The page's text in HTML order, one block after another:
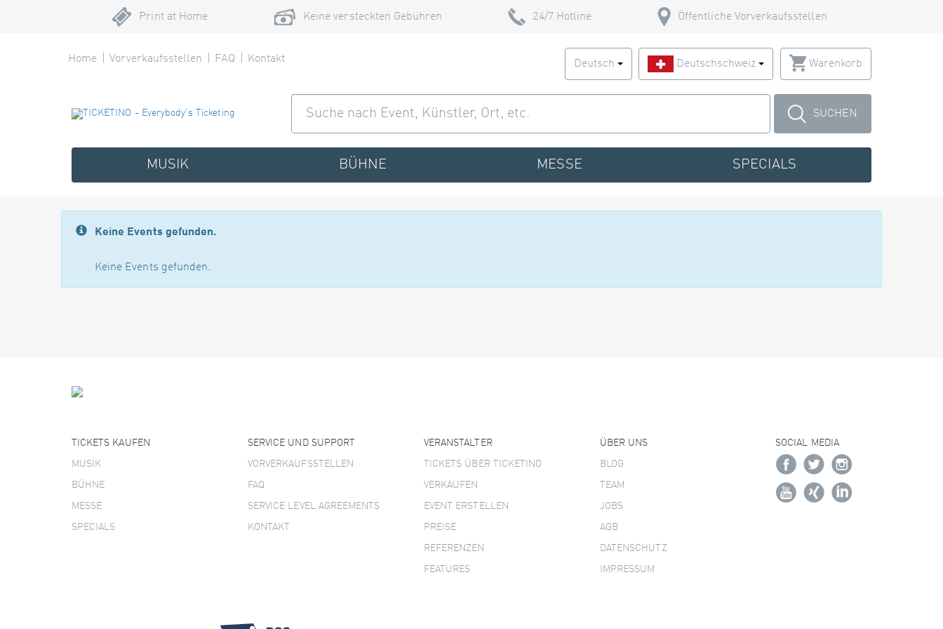
Print at Home Keine versteckten Gebühren 24/7 Hotline Öffentliche Vorverkaufsstellen
Home Vorverkaufsstellen FAQ Kontakt Deutsch Deutschschweiz Warenkorb
SUCHEN
MUSIK BÜHNE MESSE SPECIALS
Keine Events gefunden.
Keine Events gefunden.
TICKETS KAUFEN
MUSIK
BÜHNE
MESSE
SPECIALS
SERVICE UND SUPPORT
VORVERKAUFSSTELLEN
FAQ
SERVICE LEVEL AGREEMENTS
KONTAKT
VERANSTALTER
TICKETS ÜBER TICKETINO
VERKAUFEN
EVENT ERSTELLEN
PREISE
REFERENZEN
FEATURES
ÜBER UNS
BLOG
TEAM
JOBS
AGB
DATENSCHUTZ
IMPRESSUM
SOCIAL MEDIA